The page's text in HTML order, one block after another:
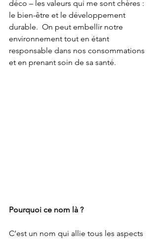
déco – les valeurs qui me sont chères :
le bien-être et le développement
durable.  On peut embellir notre
environnement tout en étant
responsable dans nos consommations
et en prenant soin de sa santé.
Pourquoi ce nom là ?
C’est un nom qui allie tous les aspects